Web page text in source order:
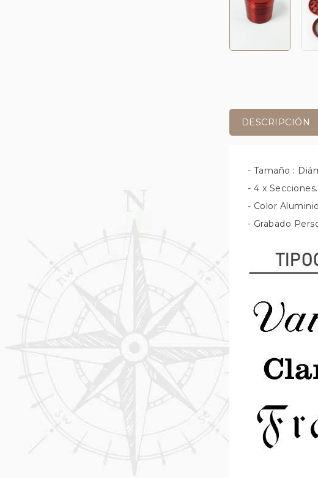
DESCRIPCIÓN
- Tamaño :
- 4 x Secciones.
- Color
- Grabado